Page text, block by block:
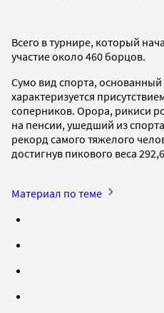
Всего в турнире, который
участие около 460 борцов.
Сумо вид спорта,
характеризуется
соперников. Орора, рикиси
на пенсии, ушедший из
рекорд самого тяжелого
достигнув пикового веса
Материал по теме